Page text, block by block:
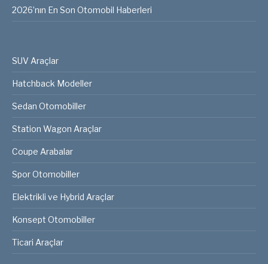
2026’nın En Son Otomobil Haberleri
SUV Araçlar
Hatchback Modeller
Sedan Otomobiller
Station Wagon Araçlar
Coupe Arabalar
Spor Otomobiller
Elektrikli ve Hybrid Araçlar
Konsept Otomobiller
Ticari Araçlar